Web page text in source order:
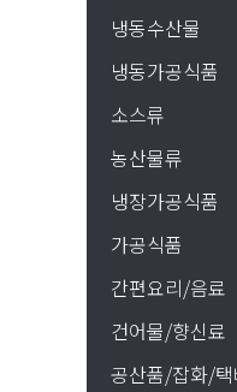
냉동수산물
냉동가공식품
소스류
농산물류
냉장가공식품
가공식품
간편요리/음료
건어물/향신료
공산품/잡화/택